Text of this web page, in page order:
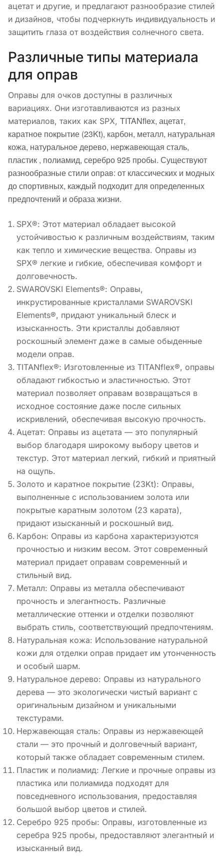
ацетат и другие, и предлагают разнообразие стилей
и дизайнов, чтобы подчеркнуть индивидуальность и
защитить глаза от воздействия солнечного света.
Различные типы материала
для оправ
Оправы для очков доступны в различных
вариациях. Они изготавливаются из разных
материалов, таких как SPX, TITANflex, ацетат,
каратное покрытие (23Kt), карбон, металл, натуральная
кожа, натуральное дерево, нержавеющая сталь,
пластик , полиамид, серебро 925 пробы. Существуют
разнообразные стили оправ: от классических и модных
до спортивных, каждый подходит для определенных
предпочтений и образа жизни.
SPX®: Этот материал обладает высокой
устойчивостью к различным воздействиям, таким
как тепло и химические вещества. Оправы из
SPX® легкие и гибкие, обеспечивая комфорт и
долговечность.
SWAROVSKI Elements®: Оправы,
инкрустированные кристаллами SWAROVSKI
Elements®, придают уникальный блеск и
изысканность. Эти кристаллы добавляют
роскошный элемент даже в самые обыденные
модели оправ.
TITANflex®: Изготовленные из TITANflex®, оправы
обладают гибкостью и эластичностью. Этот
материал позволяет оправам возвращаться в
исходное состояние даже после сильных
искривлений, обеспечивая высокую прочность.
Ацетат: Оправы из ацетата — это популярный
выбор благодаря широкому выбору цветов и
текстур. Этот материал легкий, гибкий и приятный
на ощупь.
Золото и каратное покрытие (23Kt): Оправы,
выполненные с использованием золота или
покрытые каратным золотом (23 карата),
придают изысканный и роскошный вид.
Карбон: Оправы из карбона характеризуются
прочностью и низким весом. Этот современный
материал придает оправам современный и
стильный вид.
Металл: Оправы из металла обеспечивают
прочность и элегантность. Различные
металлические оттенки и отделки позволяют
выбрать стиль, соответствующий предпочтениям.
Натуральная кожа: Использование натуральной
кожи для отделки оправ придает им утонченность
и особый шарм.
Натуральное дерево: Оправы из натурального
дерева — это экологически чистый вариант с
оригинальным дизайном и уникальными
текстурами.
Нержавеющая сталь: Оправы из нержавеющей
стали — это прочный и долговечный вариант,
который также обладает современным стилем.
Пластик и полиамид: Легкие и прочные оправы из
пластика или полиамида подходят для
повседневного использования, предоставляя
большой выбор цветов и стилей.
Серебро 925 пробы: Оправы, изготовленные из
серебра 925 пробы, предоставляют элегантный и
изысканный вид.